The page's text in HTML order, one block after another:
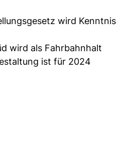
wird Kenntnis
wird als Fahrbahnhalt
ist für 2024